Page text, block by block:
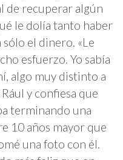
de recuperar algún
le dolía tanto haber
el dinero. «Le
esfuerzo. Yo sabía
algo muy distinto a
y confiesa que
terminando una
10 años mayor que
una foto con él.